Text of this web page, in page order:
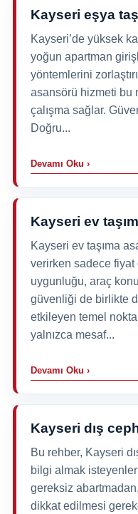
Kayseri eşya
Kayseri’de yüksek
yoğun apartman
yöntemlerini
asansörü hizmeti bu
çalışma sağlar.
Doğru...
Devamı Oku ›
Kayseri ev
Kayseri ev taşıma
verirken sadece
uygunluğu, araç
güvenliği de birlikte
etkileyen temel
yalnızca mesaf...
Devamı Oku ›
Kayseri dış
Bu rehber, Kayseri
bilgi almak
gereksiz
dikkat edilmesi